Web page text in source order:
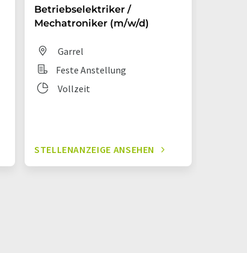
Betriebselektriker /
Mechatroniker (m/w/d)
Garrel
Feste Anstellung
Vollzeit
STELLENANZEIGE ANSEHEN